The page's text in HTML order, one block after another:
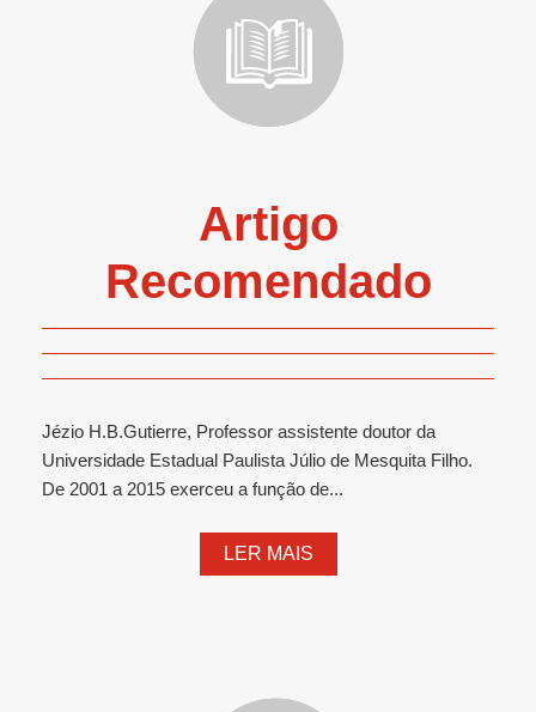
Artigo
Recomendado
Jézio H.B.Gutierre, Professor assistente doutor da
Universidade Estadual Paulista Júlio de Mesquita Filho.
De 2001 a 2015 exerceu a função de...
LER MAIS